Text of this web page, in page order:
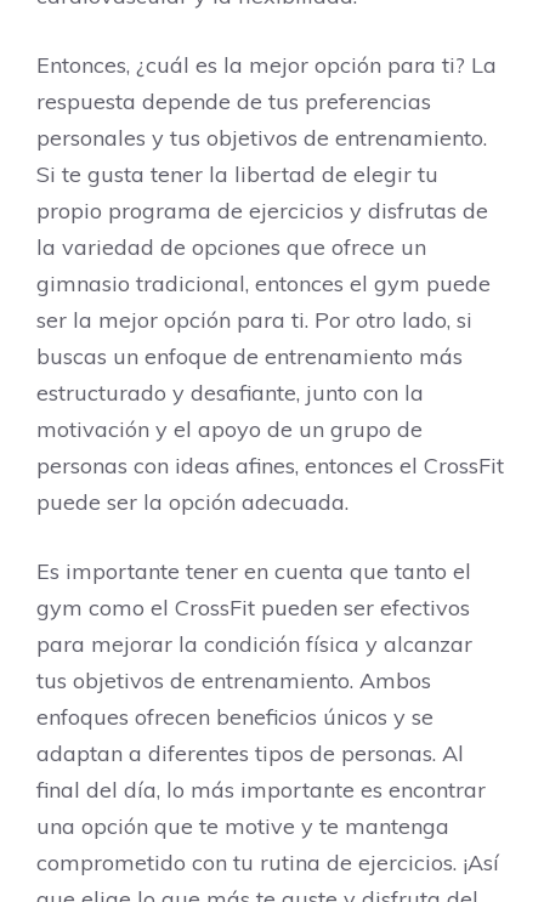
Entonces, ¿cuál es la mejor opción para ti? La
respuesta depende de tus preferencias
personales y tus objetivos de entrenamiento.
Si te gusta tener la libertad de elegir tu
propio programa de ejercicios y disfrutas de
la variedad de opciones que ofrece un
gimnasio tradicional, entonces el gym puede
ser la mejor opción para ti. Por otro lado, si
buscas un enfoque de entrenamiento más
estructurado y desafiante, junto con la
motivación y el apoyo de un grupo de
personas con ideas afines, entonces el CrossFit
puede ser la opción adecuada.
Es importante tener en cuenta que tanto el
gym como el CrossFit pueden ser efectivos
para mejorar la condición física y alcanzar
tus objetivos de entrenamiento. Ambos
enfoques ofrecen beneficios únicos y se
adaptan a diferentes tipos de personas. Al
final del día, lo más importante es encontrar
una opción que te motive y te mantenga
comprometido con tu rutina de ejercicios. ¡Así